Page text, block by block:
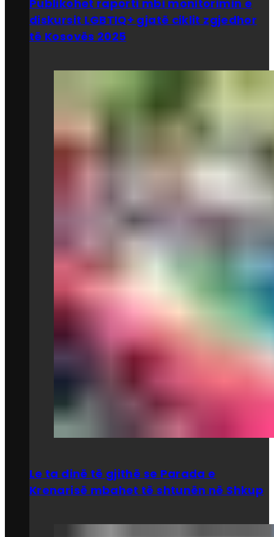
Publikohet raporti mbi monitorimin e
diskursit LGBTIQ+ gjatë ciklit zgjedhor
të Kosovës 2025
Le ta dinë të gjithë se Parada e
Krenarisë mbahet të shtunën në Shkup